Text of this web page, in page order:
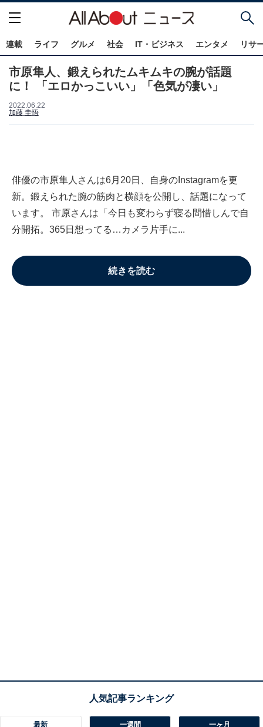
連載 ライフ グルメ 社会 IT・ビジネス エンタメ リサ
市原隼人、鍛えられたムキムキの腕が話題
に！ 「エロかっこいい」「色気が凄い」
2022.06.22
加藤 圭悟
俳優の市原隼人さんは6月20日、自身のInstagramを更
新。鍛えられた腕の筋肉と横顔を公開し、話題になって
います。 市原さんは「今日も変わらず寝る間惜しんで自
分開拓。365日想ってる…カメラ片手に...
続きを読む
最新 一週間 一ヶ月